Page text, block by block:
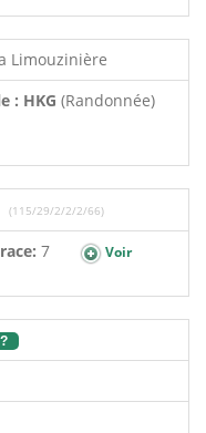
Limouzinière
: HKG (Randonnée)
(115/29/2/2/2/66)
7
Voir